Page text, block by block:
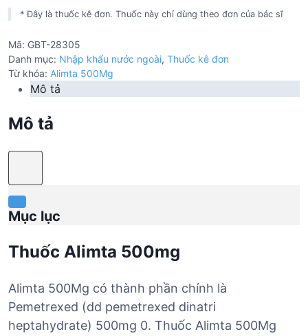
* Đây là thuốc kê đơn. Thuốc này chỉ dùng theo đơn của bác sĩ
Mã: GBT-28305
Danh mục: Nhập khẩu nước ngoài, Thuốc kê đơn
Từ khóa: Alimta 500Mg
Mô tả
Mô tả
Mục lục
Thuốc Alimta 500mg
Alimta 500Mg có thành phần chính là
Pemetrexed (dd pemetrexed dinatri
heptahydrate) 500mg 0. Thuốc Alimta 500Mg